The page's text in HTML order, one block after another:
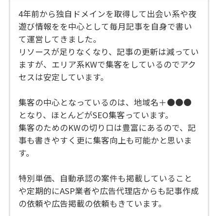
4年前から独自ドメインを取得して出会い系や夜
遊び情報をを中心として毎月記事を自身で書い
て運営してきました。
リソースが足りなくなり、記事の更新は減ってい
ますが、エリア系KWで集客をしているのでアク
セスは安定しています。
集客の中心となっているのは、地域名＋●●●
となり、ほとんどがSEO集客っています。
集客のためのKWの切り口は豊富にあるので、記
事も書きやすく更に集客向上も可能かと思いま
す。
特別単価、自動承認の案件も掲載していること
や定期的にASP業者や広告代理店からも記事作成
の依頼や広告掲載の依頼もきています。